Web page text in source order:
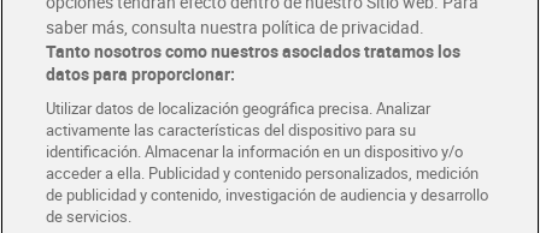
Tarjeta MaX Dia
Te devuelve hasta 8€/mes de tus compras.
¡Solicita tu tarjeta de crédito aquí!
COMER MEJOR CADA DIA
COLABORA CON DIA ABRE TU TIENDA DIA CORPORATE
saber más, consulta nuestra política de privacidad.
Tanto nosotros como nuestros asociados tratamos los
datos para proporcionar:
Utilizar datos de localización geográfica precisa. Analizar
activamente las características del dispositivo para su
identificación. Almacenar la información en un dispositivo y/o
acceder a ella. Publicidad y contenido personalizados, medición
de publicidad y contenido, investigación de audiencia y desarrollo
de servicios.